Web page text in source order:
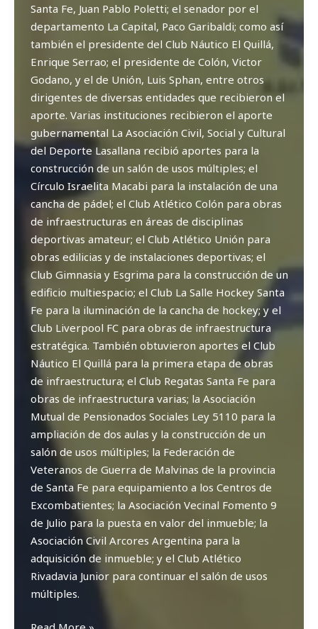
Santa Fe, Juan Pablo Poletti; el senador por el
departamento La Capital, Paco Garibaldi; como así
también el presidente del Club Náutico El Quillá,
Enrique Serrao; el presidente de Colón, Victor
Godano, y el de Unión, Luis Sphan, entre otros
dirigentes de diversas entidades que recibieron el
aporte. Varias instituciones recibieron el aporte
gubernamental La Asociación Civil, Social y Cultural
del Deporte Lasallana recibió aportes para la
construcción de un salón de usos múltiples; el
Círculo Israelita Macabi para la instalación de una
cancha de pádel; el Club Atlético Colón para obras
de infraestructuras en áreas de disciplinas
deportivas amateur; el Club Atlético Unión para
obras edilicias y de instalaciones deportivas; el
Club Gimnasia y Esgrima para la construcción de un
edificio multiespacio; el Club La Salle Hockey Santa
Fe para la iluminación de la cancha de hockey; y el
Club Liverpool FC para obras de infraestructura
estratégica. También obtuvieron aportes el Club
Náutico El Quillá para la primera etapa de obras
de infraestructura; el Club Regatas Santa Fe para
obras de infraestructura varias; la Asociación
Mutual de Pensionados Sociales Ley 5110 para la
ampliación de dos aulas y la construcción de un
salón de usos múltiples; la Federación de
Veteranos de Guerra de Malvinas de la provincia
de Santa Fe para equipamiento a los Centros de
Excombatientes; la Asociación Vecinal Fomento 9
de Julio para la puesta en valor del inmueble; la
Asociación Civil Arcores Argentina para la
adquisición de inmueble; y el Club Atlético
Rivadavia Junior para continuar el salón de usos
múltiples.